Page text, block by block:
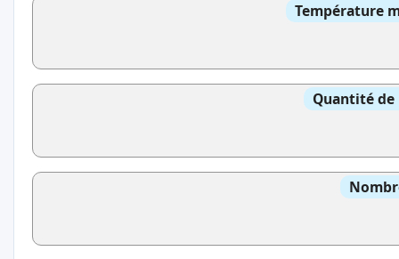
Température
Quantité